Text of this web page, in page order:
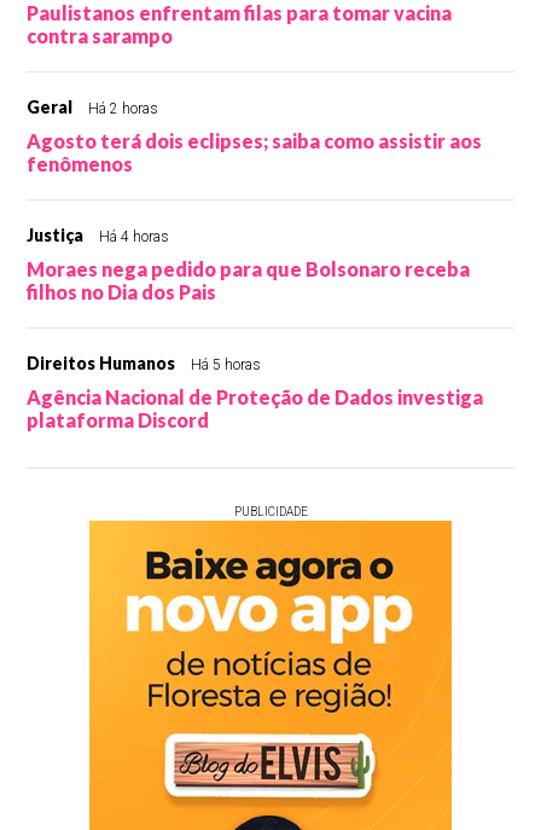
Paulistanos enfrentam filas para tomar vacina
contra sarampo
Geral Há 2 horas
Agosto terá dois eclipses; saiba como assistir aos
fenômenos
Justiça Há 4 horas
Moraes nega pedido para que Bolsonaro receba
filhos no Dia dos Pais
Direitos Humanos Há 5 horas
Agência Nacional de Proteção de Dados investiga
plataforma Discord
PUBLICIDADE